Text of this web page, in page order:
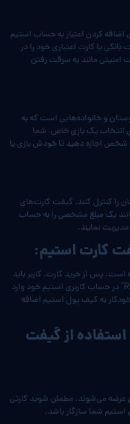
کردن اعتبار به حساب استیم
بانکی یا کارت اعتباری خود را در
امنیتی مانند به سرقت رفتن
و خانواده‌هایی است که به
انتخاب یک بازی خاص، شما
شخص اجازه دهید تا خودش بازی یا
را کنترل کنند، گیفت کارت‌های
یک مبلغ مشخصی را به حساب
نمایند.
پس از خرید کارت، کاربر باید
کد ارسال شده را در بخش "Redeem Code" در حساب کاربری استیم خود وارد
به کیف پول استیم اضافه
از گیفت
عرضه می‌شوند. مطمئن شوید کارتی
استیم شما سازگار باشد.